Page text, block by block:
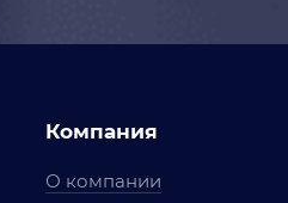
Компания
О компании